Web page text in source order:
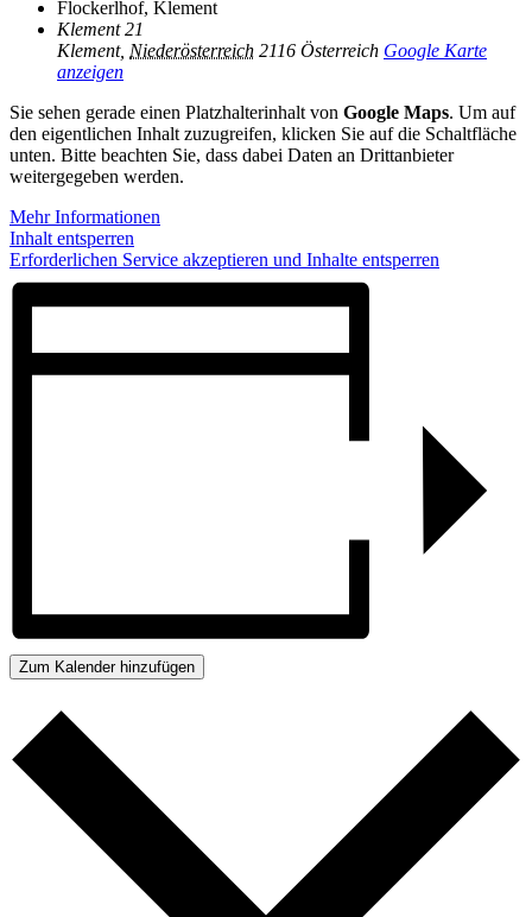
Flockerlhof, Klement
Klement 21
Klement, Niederösterreich 2116 Österreich Google Karte
anzeigen
Sie sehen gerade einen Platzhalterinhalt von Google Maps. Um auf
den eigentlichen Inhalt zuzugreifen, klicken Sie auf die Schaltfläche
unten. Bitte beachten Sie, dass dabei Daten an Drittanbieter
weitergegeben werden.
Mehr Informationen
Inhalt entsperren
Erforderlichen Service akzeptieren und Inhalte entsperren
Zum Kalender hinzufügen